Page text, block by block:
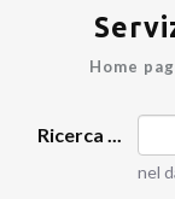
Home
Ricerca ...
nel